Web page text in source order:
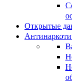
Открытые